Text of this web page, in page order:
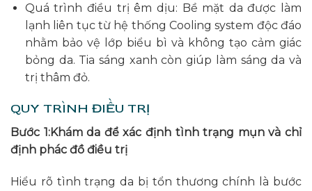
Quá trình điều trị êm dịu: Bề mặt da được làm
lạnh liên tục từ hệ thống Cooling system độc đáo
nhằm bảo vệ lớp biểu bì và không tạo cảm giác
bỏng da. Tia sáng xanh còn giúp làm sáng da và
trị thâm đỏ.
QUY TRÌNH ĐIỀU TRỊ
Bước 1:Khám da để xác định tình trạng mụn và chỉ
định phác đồ điều trị
Hiểu rõ tình trạng da bị tổn thương chính là bước